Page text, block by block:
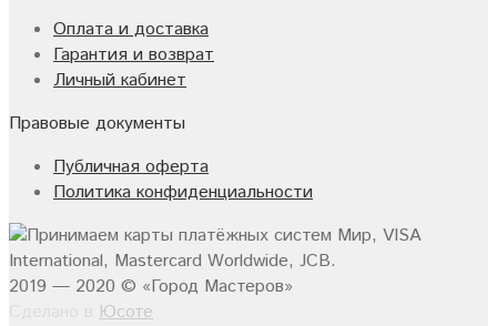
Оплата и доставка
Гарантия и возврат
Личный кабинет
Правовые документы
Публичная оферта
Политика конфиденциальности
2019 — 2020 © «Город Мастеров»
Юсоте